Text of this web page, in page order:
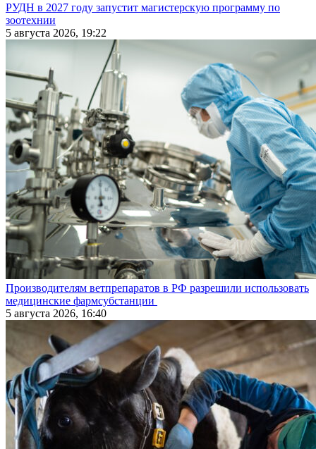
РУДН в 2027 году запустит магистерскую программу по
зоотехнии
5 августа 2026, 19:22
Производителям ветпрепаратов в РФ разрешили использовать
медицинские фармсубстанции
5 августа 2026, 16:40